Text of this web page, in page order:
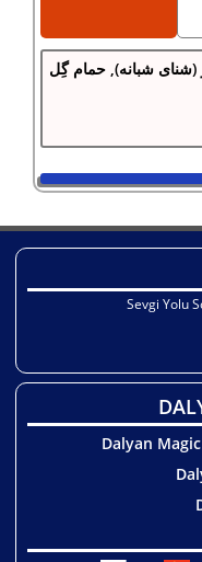
(شنای شبانه), حمام گِل
Sevgi Yolu
Dalyan